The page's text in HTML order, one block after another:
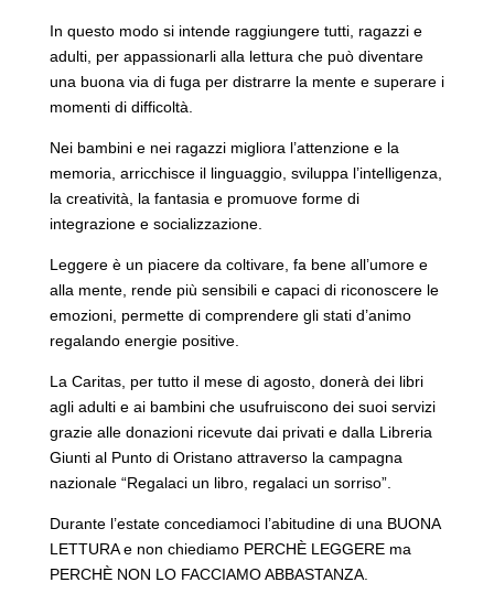
In questo modo si intende raggiungere tutti, ragazzi e
adulti, per appassionarli alla lettura che può diventare
una buona via di fuga per distrarre la mente e superare i
momenti di difficoltà.
Nei bambini e nei ragazzi migliora l’attenzione e la
memoria, arricchisce il linguaggio, sviluppa l’intelligenza,
la creatività, la fantasia e promuove forme di
integrazione e socializzazione.
Leggere è un piacere da coltivare, fa bene all’umore e
alla mente, rende più sensibili e capaci di riconoscere le
emozioni, permette di comprendere gli stati d’animo
regalando energie positive.
La Caritas, per tutto il mese di agosto, donerà dei libri
agli adulti e ai bambini che usufruiscono dei suoi servizi
grazie alle donazioni ricevute dai privati e dalla Libreria
Giunti al Punto di Oristano attraverso la campagna
nazionale “Regalaci un libro, regalaci un sorriso”.
Durante l’estate concediamoci l’abitudine di una BUONA
LETTURA e non chiediamo PERCHÈ LEGGERE ma
PERCHÈ NON LO FACCIAMO ABBASTANZA.